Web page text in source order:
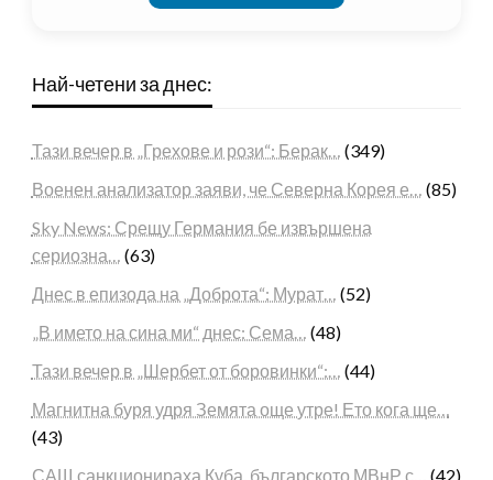
Най-четени за днес:
Тази вечер в „Грехове и рози“: Берак… (349)
Военен анализатор заяви, че Северна Корея е… (85)
Sky News: Срещу Германия бе извършена
сериозна… (63)
Днес в епизода на „Доброта“: Мурат… (52)
„В името на сина ми“ днес: Сема… (48)
Тази вечер в „Шербет от боровинки“:… (44)
Магнитна буря удря Земята още утре! Ето кога ще…
(43)
САЩ санкционираха Куба, българското МВнР с… (42)